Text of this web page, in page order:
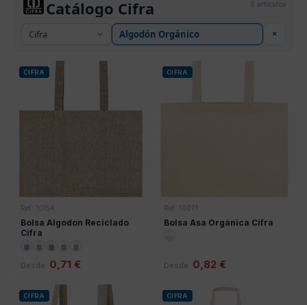
Catálogo Cifra
×
6 artículos
CIFRA
Ref: 10154
Bolsa Algodon Reciclado
Cifra
Desde 0,71 €
CIFRA
Ref: 10071
Bolsa Asa Orgánica Cifra
Desde 0,82 €
CIFRA CIFRA